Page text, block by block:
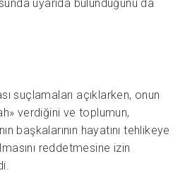
uyarıda bulunduğunu da
suçlamaları açıklarken, onun
verdiğini ve toplumun,
başkalarının hayatını tehlikeye
reddetmesine izin